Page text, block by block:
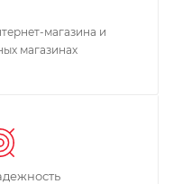
магазина и
магазинах